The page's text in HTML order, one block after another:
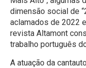
dimensão social de
aclamados de 2022
revista Altamont
trabalho português
A atuação da